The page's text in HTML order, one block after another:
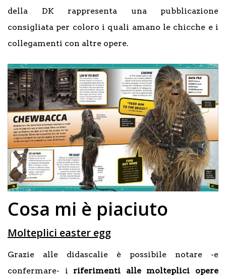
della DK rappresenta una pubblicazione
consigliata per coloro i quali amano le chicche e i
collegamenti con altre opere.
Cosa mi è piaciuto
Molteplici easter egg
Grazie alle didascalie è possibile notare -e
confermare- i riferimenti alle molteplici opere